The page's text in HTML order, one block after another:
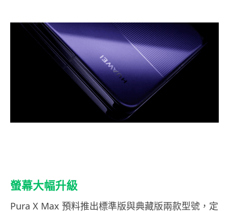
螢幕大幅升級
Pura X Max 預料推出標準版與典藏版兩款型號，定